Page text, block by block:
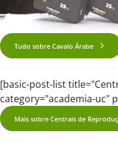
Tudo sobre Cavalo Árabe
[basic-post-list
category="academia-uc"
Mais sobre Centrais de